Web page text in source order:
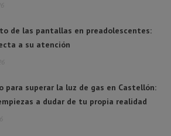
de las pantallas en preadolescentes:
a su atención
para superar la luz de gas en Castellón:
a dudar de tu propia realidad